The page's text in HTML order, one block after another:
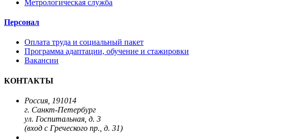
Метрологическая служба
Персонал
Оплата труда и социальный пакет
Программа адаптации, обучение и стажировки
Вакансии
КОНТАКТЫ
Россия, 191014
г. Санкт-Петербург
ул. Госпитальная, д. 3
(вход с Греческого пр., д. 31)